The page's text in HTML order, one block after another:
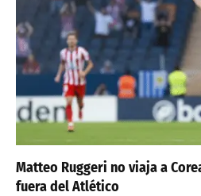
Matteo Ruggeri no viaja a
fuera del Atlético